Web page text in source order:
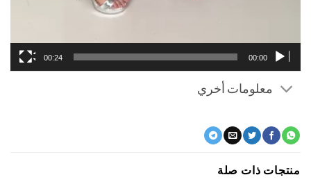
00:00
معلومات أخري
ذات صلة